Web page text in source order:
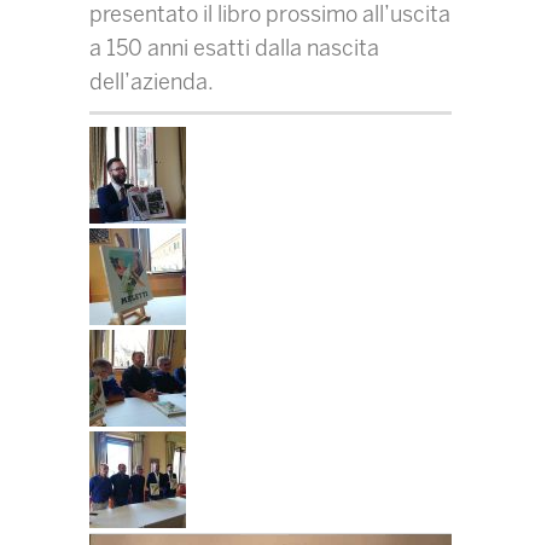
presentato il libro prossimo all’uscita
a 150 anni esatti dalla nascita
dell’azienda.